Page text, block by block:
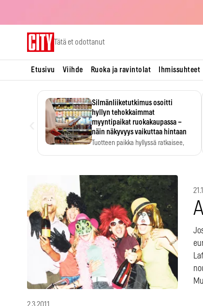
Tätä et odottanut
Etusivu Viihde Ruoka ja ravintolat Ihmissuhteet
Silmänliiketutkimus osoitti
hyllyn tehokkaimmat
myyntipaikat ruokakaupassa –
näin näkyvyys vaikuttaa hintaan
Tuotteen paikka hyllyssä ratkaisee,